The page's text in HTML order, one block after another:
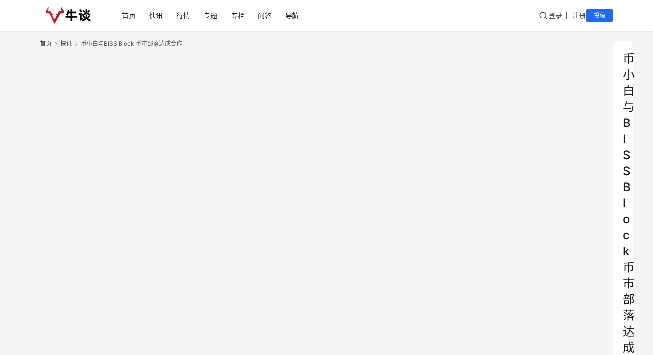
首页 快讯 行情 专题 专栏 问答 导航 登录 注册 投稿
首页 快讯 币小白与BISS Block 币市部落达成合作
币
小
白
与
B
I
S
S
B
l
o
c
k
币
市
部
落
达
成